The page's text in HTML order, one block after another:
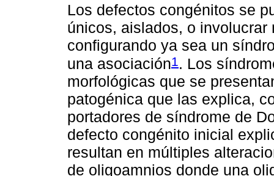
Los defectos congénitos se
únicos, aislados, o
configurando ya sea un
una asociación1. Los
morfológicas que se
patogénica que las explica,
portadores de síndrome de
defecto congénito inicial
resultan en múltiples
de oligoamnios donde una